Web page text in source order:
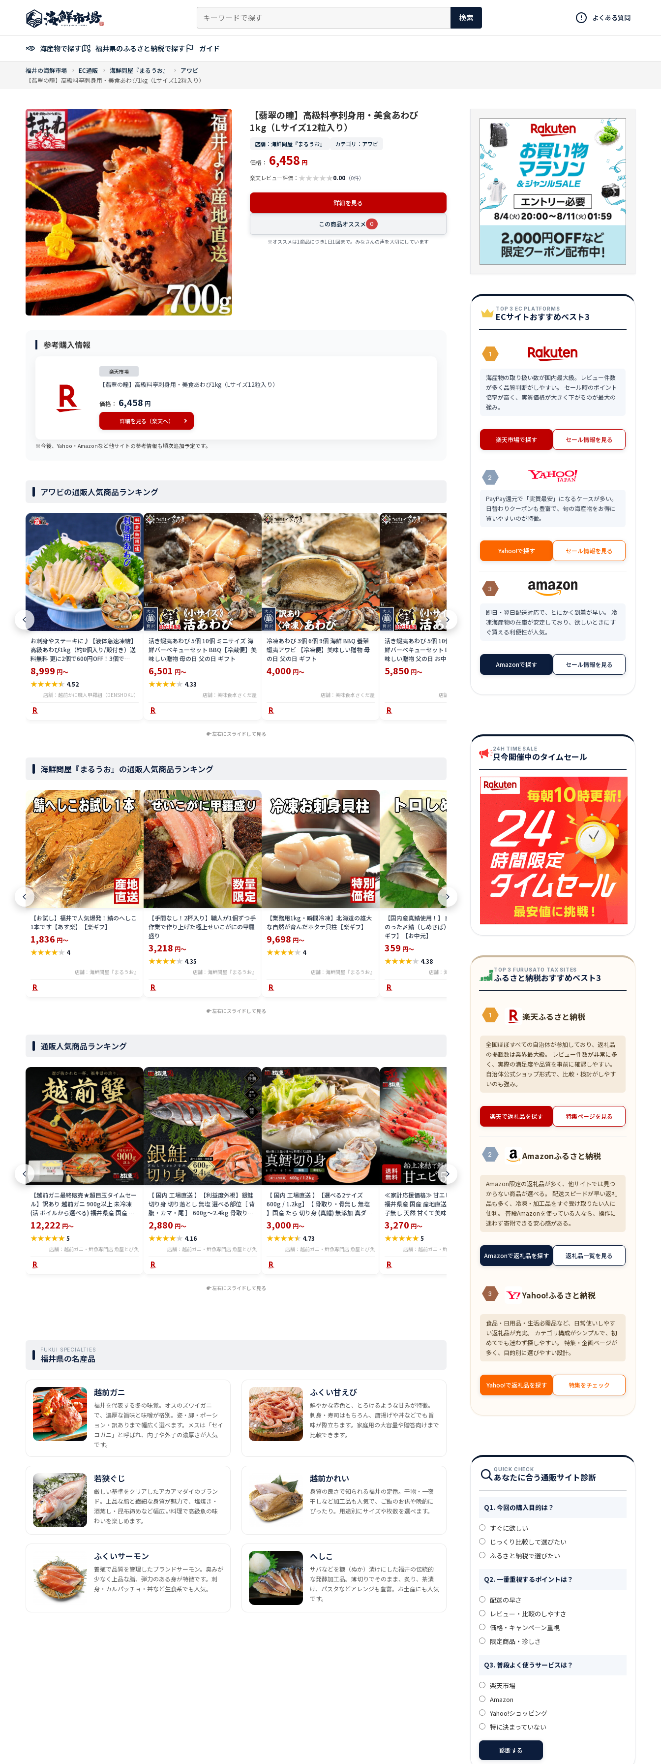
ン
へ
検索 よくある質問
海産物で探す 福井県のふるさと納税で探す ガイド
福井の海鮮市場 EC通販 海鮮問屋『まるうお』
アワビ
【翡翠の瞳】高級料亭刺身用・美食あわび1kg（Lサイズ12粒入り）
【翡翠の瞳】高級料亭刺身用・美食あわび
1kg（Lサイズ12粒入り）
店舗：海鮮問屋『まるうお』 カテゴリ：アワビ
価格： 6,458 円
楽天レビュー評価： ★★★★★0.00 （0件）
詳細を見る
この商品オススメ 0
※オススメは1商品につき1日1回まで。みなさんの声を大切にしています
参考購入情報
楽天市場
【翡翠の瞳】高級料亭刺身用・美食あわび1kg（Lサイズ12粒入り）
価格： 6,458 円
詳細を見る（楽天へ）
※今後、Yahoo・Amazonなど他サイトの参考情報も順次追加予定です。
アワビの通販人気商品ランキング
お刺身やステーキに♪【液体急速凍結】
高級あわび1kg（約8個入り/殻付き）送
料無料 更に2個で600円OFF！3個で
1,200円OFF！4個で2,000円OFF！5個で
3,000円OFFクーポンあり！【あわび】
【アワビ】【鮑】【翡翠の瞳】 冷凍食品
8,999 円～
★★★★★ 4.52
店舗：越前かに職人甲羅組（DENSHOKU）
活き蝦夷あわび 5個 10個 ミニサイズ 海
鮮バーベキューセット BBQ【冷蔵便】美
味しい贈物 母の日 父の日 ギフト
6,501 円～
★★★★★ 4.33
店舗：美味食卓さくだ屋
冷凍あわび 3個 6個 9個 海鮮 BBQ 養殖
蝦夷アワビ 【冷凍便】美味しい贈物 母
の日 父の日 ギフト
4,000 円～
店舗：美味食卓さくだ屋
活き蝦夷あわび 5個 10個 ミニサイズ 海
鮮バーベキューセット BBQ【冷蔵便】美
味しい贈物 父の日 お中元 ギフト
5,850 円～
店舗：美味食卓さくだ屋
の日 お中元 ギフト
3,600
店舗：美味食卓さくだ屋
中元 父の日
4,050
左右にスライドして見る
海鮮問屋『まるうお』の通販人気商品ランキング
【お試し】福井で人気爆発！鯖のへしこ
1本です【あす楽】【楽ギフ】
1,836 円～
★★★★★ 4
店舗：海鮮問屋『まるうお』
【手間なし！2杯入り】職人が1個ずつ手
作業で作り上げた極上せいこがにの甲羅
盛り
3,218 円～
★★★★★ 4.35
店舗：海鮮問屋『まるうお』
【業務用1kg・瞬間冷凍】北海道の雄大
な自然が育んだホタテ貝柱【楽ギフ】
9,698 円～
★★★★★ 4
店舗：海鮮問屋『まるうお』
【国内産真鯖使用！】トロのような脂が
のった〆鯖（しめさば）【あす楽】【楽
ギフ】【お中元】
359 円～
★★★★★ 4.38
店舗：海鮮問屋『まるうお』
【送料込み・40％OFF】化粧箱に入った
プチプチ極旨！無着色辛子明太子
500g（極上1本物）【あす楽】【楽ギ
店舗：海鮮問屋『まるうお』
す。】高級食
861
左右にスライドして見る
通販人気商品ランキング
【越前ガニ最終販売★超目玉タイムセー
ル】訳あり 越前ガニ 900g以上 未冷凍
(活 ボイルから選べる) 福井県産 国産 産
地直送 脚折れ 訳ありカニ 越前がに ズワ
イガニ 越前 かに 送料無料 etz-900w
12,222 円～
★★★★★5
店舗：越前ガニ・鮮魚専門店 魚屋とび魚
【 国内 工場直送 】【利益度外視】銀鮭
切り身 切り落とし 無塩 選べる部位［ 背
腹・カマ・尾 ］ 600g〜2.4kg 骨取り・
骨無し 骨あり 切り落とし 骨取り・骨無
し 切身 ses2301-12ka
2,880 円～
★★★★★ 4.16
店舗：越前ガニ・鮮魚専門店 魚屋とび魚
【 国内 工場直送 】【選べる2サイズ
600g / 1.2kg】【 骨取り・骨無し 無塩
】国産 たら 切り身 (真鱈) 無添加 真ダラ
骨抜き 鍋 フライ ホイル焼き 送料無料
tar2306-12ka
3,000 円～
★★★★★ 4.73
店舗：越前ガニ・鮮魚専門店 魚屋とび魚
≪家計応援価格≫ 甘エビ 500g 約50尾
福井県産 国産 産地直送 大容量 業務用
子無し 天然 甘くて美味しい あまえび ア
マエビ お刺身 お寿司 バーベキュー 船上
凍結 送料無料 amaebis
3,270 円～
★★★★★5
店舗：越前ガニ・鮮魚専門店 魚屋とび魚
【超目玉】ズワイガニ むき身 爪下 1kg
(解凍後800g) 蟹 かに 冷凍 訳あり 送料無
料 zkani2410
6,999円～
店舗：越前ガニ・鮮魚専門店 魚屋とび魚
まみ 送料無料
左右にスライドして見る
FUKUI SPECIALTIES
福井県の名産品
越前ガニ
福井を代表する冬の味覚。オスのズワイガニ
で、濃厚な旨味と味噌が格別。姿・脚・ポーシ
ョン・訳ありまで幅広く選べます。メスは「セイ
コガニ」と呼ばれ、内子や外子の濃厚さが人気
です。
ふくい甘えび
鮮やかな赤色と、とろけるような甘みが特徴。
刺身・寿司はもちろん、唐揚げや丼などでも旨
味が際立ちます。家庭用の大容量や贈答向けまで
比較できます。
若狭ぐじ
厳しい基準をクリアしたアカアマダイのブラン
ド。上品な脂と繊細な身質が魅力で、塩焼き・
酒蒸し・昆布締めなど幅広い料理で高級魚の味
わいを楽しめます。
越前かれい
身質の良さで知られる福井の定番。干物・一夜
干しなど加工品も人気で、ご飯のお供や晩酌に
ぴったり。用途別にサイズや枚数を選べます。
ふくいサーモン
養殖で品質を管理したブランドサーモン。臭みが
少なく上品な脂、弾力のある身が特徴です。刺
身・カルパッチョ・丼など生食系でも人気。
へしこ
サバなどを糠（ぬか）漬けにした福井の伝統的
な発酵加工品。薄切りでそのまま、炙り、茶漬
け、パスタなどアレンジも豊富。お土産にも人気
です。
TOP 3 EC PLATFORMS
ECサイトおすすめベスト3
1
海産物の取り扱い数が国内最大級。レビュー件数
が多く品質判断がしやすい。 セール時のポイント
倍率が高く、実質価格が大きく下がるのが最大の
強み。
楽天市場で探す セール情報を見る
2
PayPay還元で「実質最安」になるケースが多い。
日替わりクーポンも豊富で、旬の海産物をお得に
買いやすいのが特徴。
Yahoo!で探す セール情報を見る
3
即日・翌日配送対応で、とにかく到着が早い。 冷
凍海産物の在庫が安定しており、欲しいときにす
ぐ買える利便性が人気。
Amazonで探す セール情報を見る
24H TIME SALE
只今開催中のタイムセール
TOP 3 FURUSATO TAX SITES
ふるさと納税おすすめベスト3
1 楽天ふるさと納税
全国ほぼすべての自治体が参加しており、返礼品
の掲載数は業界最大級。 レビュー件数が非常に多
く、実際の満足度や品質を事前に確認しやすい。
自治体公式ショップ形式で、比較・検討がしやす
いのも強み。
楽天で返礼品を探す 特集ページを見る
2 Amazonふるさと納税
Amazon限定の返礼品が多く、他サイトでは見つ
からない商品が選べる。 配送スピードが早い返礼
品も多く、冷凍・加工品をすぐ受け取りたい人に
便利。 普段Amazonを使っている人なら、操作に
迷わず寄附できる安心感がある。
Amazonで返礼品を探す 返礼品一覧を見る
3 Yahoo!ふるさと納税
食品・日用品・生活必需品など、日常使いしやす
い返礼品が充実。 カテゴリ構成がシンプルで、初
めてでも迷わず探しやすい。 特集・企画ページが
多く、目的別に選びやすい設計。
Yahoo!で返礼品を探す 特集をチェック
QUICK CHECK
あなたに合う通販サイト診断
Q1. 今回の購入目的は？
すぐに欲しい
じっくり比較して選びたい
ふるさと納税で選びたい
Q2. 一番重視するポイントは？
配送の早さ
レビュー・比較のしやすさ
価格・キャンペーン重視
限定商品・珍しさ
Q3. 普段よく使うサービスは？
楽天市場
Amazon
Yahoo!ショッピング
特に決まっていない
診断する